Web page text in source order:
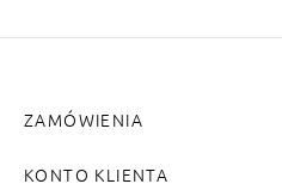
ZAMÓWIENIA
KONTO KLIENTA